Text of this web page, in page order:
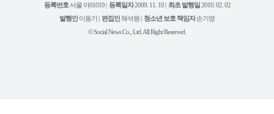
램
유
튜
등록번호 서울 아01019 | 등록일자2009. 11. 10 | 최초 발행일2010. 02. 02
발행인 이동기 | 편집인채석원 | 청소년 보호 책임자손기영
© Social News Co., Ltd. All Right Reserved.